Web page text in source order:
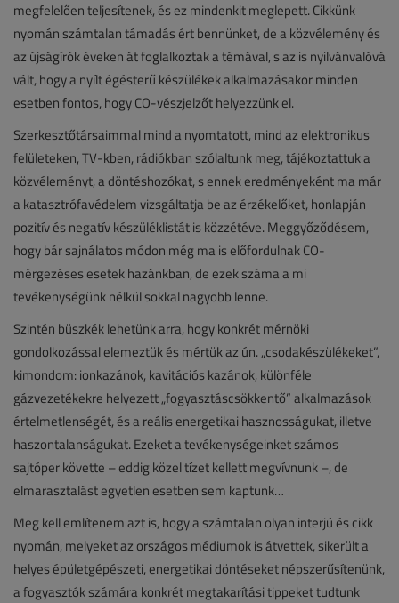
megfelelően teljesítenek, és ez mindenkit meglepett. Cikkünk
nyomán számtalan támadás ért bennünket, de a közvélemény és
az újságírók éveken át foglalkoztak a témával, s az is nyilvánvalóvá
vált, hogy a nyílt égésterű készülékek alkalmazásakor minden
esetben fontos, hogy CO-vészjelzőt helyezzünk el.
Szerkesztőtársaimmal mind a nyomtatott, mind az elektronikus
felületeken, TV-kben, rádiókban szólaltunk meg, tájékoztattuk a
közvéleményt, a döntéshozókat, s ennek eredményeként ma már
a katasztrófavédelem vizsgáltatja be az érzékelőket, honlapján
pozitív és negatív készüléklistát is közzétéve. Meggyőződésem,
hogy bár sajnálatos módon még ma is előfordulnak CO-
mérgezéses esetek hazánkban, de ezek száma a mi
tevékenységünk nélkül sokkal nagyobb lenne.
Szintén büszkék lehetünk arra, hogy konkrét mérnöki
gondolkozással elemeztük és mértük az ún. „csodakészülékeket”,
kimondom: ionkazánok, kavitációs kazánok, különféle
gázvezetékekre helyezett „fogyasztáscsökkentő” alkalmazások
értelmetlenségét, és a reális energetikai hasznosságukat, illetve
haszontalanságukat. Ezeket a tevékenységeinket számos
sajtóper követte – eddig közel tízet kellett megvívnunk –, de
elmarasztalást egyetlen esetben sem kaptunk…
Meg kell említenem azt is, hogy a számtalan olyan interjú és cikk
nyomán, melyeket az országos médiumok is átvettek, sikerült a
helyes épületgépészeti, energetikai döntéseket népszerűsítenünk,
a fogyasztók számára konkrét megtakarítási tippeket tudtunk